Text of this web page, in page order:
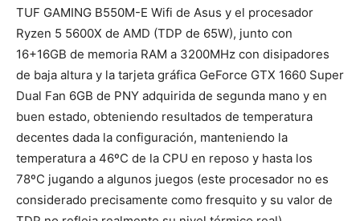
TUF GAMING B550M-E Wifi de Asus y el procesador
Ryzen 5 5600X de AMD (TDP de 65W), junto con
16+16GB de memoria RAM a 3200MHz con disipadores
de baja altura y la tarjeta gráfica GeForce GTX 1660 Super
Dual Fan 6GB de PNY adquirida de segunda mano y en
buen estado, obteniendo resultados de temperatura
decentes dada la configuración, manteniendo la
temperatura a 46ºC de la CPU en reposo y hasta los
78ºC jugando a algunos juegos (este procesador no es
considerado precisamente como fresquito y su valor de